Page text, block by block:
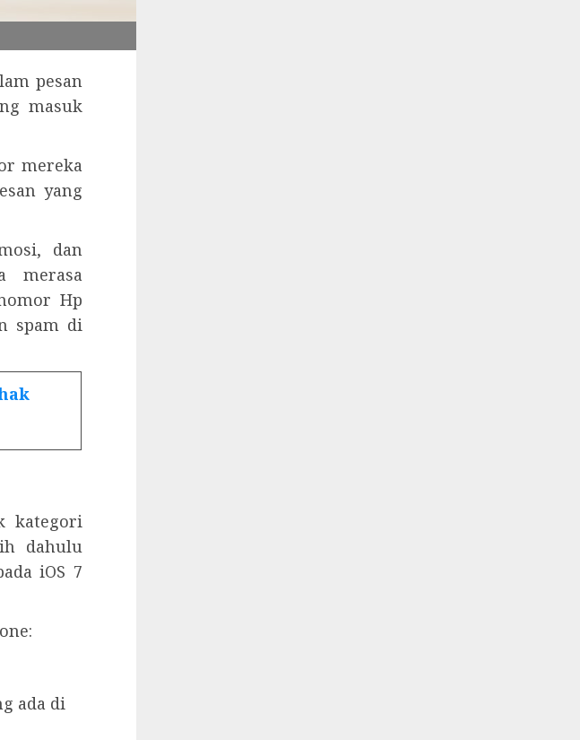
pesan
masuk
mereka
yang
dan
merasa
Hp
spam di
kategori
dahulu
iOS 7
ada di